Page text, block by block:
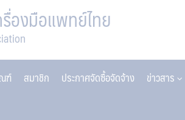
องมือแพทย์ไทย
ฑ์ สมาชิก ประกาศจัดซื้อจัดจ้าง ข่าวสาร